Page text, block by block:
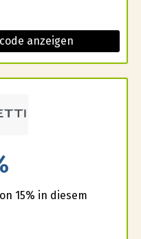
anzeigen
15% in diesem